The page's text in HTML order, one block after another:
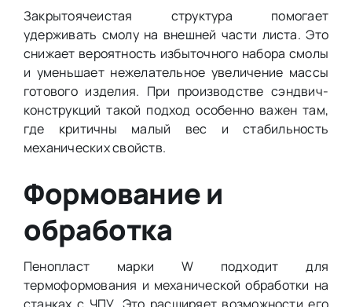
Закрытоячеистая структура помогает
удерживать смолу на внешней части листа. Это
снижает вероятность избыточного набора смолы
и уменьшает нежелательное увеличение массы
готового изделия. При производстве сэндвич-
конструкций такой подход особенно важен там,
где критичны малый вес и стабильность
механических свойств.
Формование и
обработка
Пенопласт марки W подходит для
термоформования и механической обработки на
станках с ЧПУ. Это расширяет возможности его